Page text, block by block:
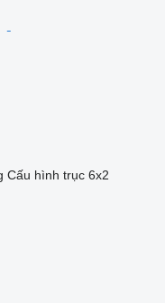
Cấu hình trục 6x2